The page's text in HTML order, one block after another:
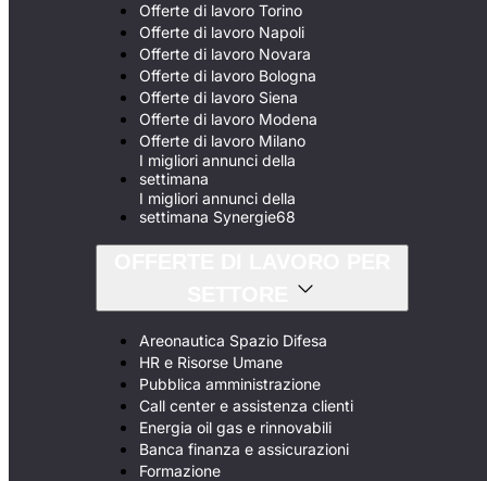
Offerte di lavoro Torino
Offerte di lavoro Napoli
Offerte di lavoro Novara
Offerte di lavoro Bologna
Offerte di lavoro Siena
Offerte di lavoro Modena
Offerte di lavoro Milano
I migliori annunci della
settimana
I migliori annunci della
settimana Synergie68
Areonautica Spazio Difesa
HR e Risorse Umane
Pubblica amministrazione
Call center e assistenza clienti
Energia oil gas e rinnovabili
Banca finanza e assicurazioni
Formazione